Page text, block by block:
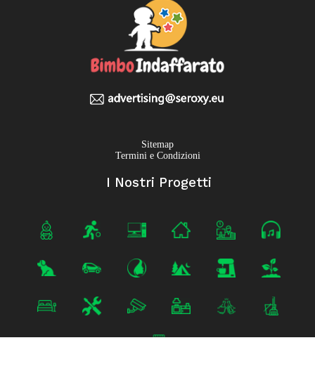
Sitemap
Termini e Condizioni
I Nostri Progetti